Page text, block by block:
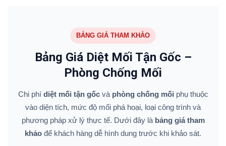
BẢNG GIÁ THAM KHẢO
Bảng Giá Diệt Mối Tận Gốc –
Phòng Chống Mối
Chi phí diệt mối tận gốcvà phòng chống mối phụ thuộc
vào diện tích, mức độ mối phá hoại, loại công trình và
phương pháp xử lý thực tế. Dưới đây là bảng giá tham
khảo để khách hàng dễ hình dung trước khi khảo sát.